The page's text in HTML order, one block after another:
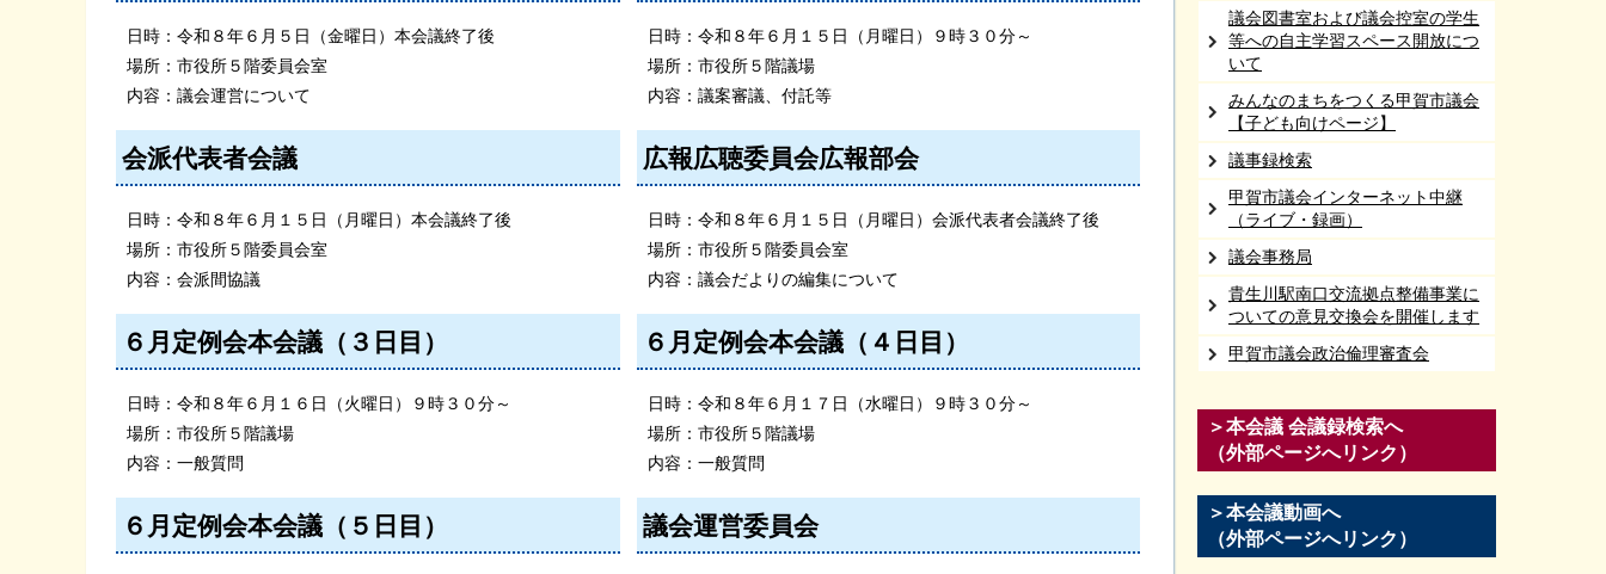
日時：令和８年６月５日（金曜日）本会議終了後
場所：市役所５階委員会室
内容：議会運営について
日時：令和８年６月１５日（月曜日）９時３０分～
場所：市役所５階議場
内容：議案審議、付託等
会派代表者会議
日時：令和８年６月１５日（月曜日）本会議終了後
場所：市役所５階委員会室
内容：会派間協議
広報広聴委員会広報部会
日時：令和８年６月１５日（月曜日）会派代表者会議終了後
場所：市役所５階委員会室
内容：議会だよりの編集について
６月定例会本会議（３日目）
日時：令和８年６月１６日（火曜日）９時３０分～
場所：市役所５階議場
内容：一般質問
６月定例会本会議（４日目）
日時：令和８年６月１７日（水曜日）９時３０分～
場所：市役所５階議場
内容：一般質問
６月定例会本会議（５日目） 議会運営委員会
議会図書室および議会控室の学生
等への自主学習スペース開放につ
いて
みんなのまちをつくる甲賀市議会
【子ども向けページ】
議事録検索
甲賀市議会インターネット中継
（ライブ・録画）
議会事務局
貴生川駅南口交流拠点整備事業に
ついての意見交換会を開催します
甲賀市議会政治倫理審査会
＞本会議 会議録検索へ
（外部ページへリンク）
＞本会議動画へ
（外部ページへリンク）